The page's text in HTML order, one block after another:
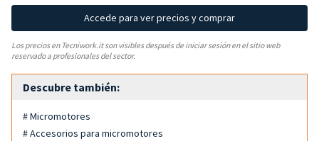
Accede para ver precios y comprar
Los precios en Tecniwork.it son visibles después de iniciar sesión en el sitio web
reservado a profesionales del sector.
Descubre también:
# Micromotores
# Accesorios para micromotores